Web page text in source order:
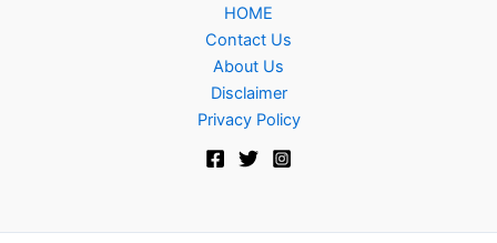
HOME
Contact Us
About Us
Disclaimer
Privacy Policy